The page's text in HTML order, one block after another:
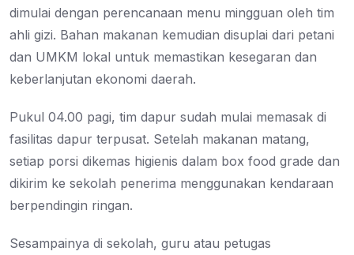
dimulai dengan perencanaan menu mingguan oleh tim
ahli gizi. Bahan makanan kemudian disuplai dari petani
dan UMKM lokal untuk memastikan kesegaran dan
keberlanjutan ekonomi daerah.
Pukul 04.00 pagi, tim dapur sudah mulai memasak di
fasilitas dapur terpusat. Setelah makanan matang,
setiap porsi dikemas higienis dalam box food grade dan
dikirim ke sekolah penerima menggunakan kendaraan
berpendingin ringan.
Sesampainya di sekolah, guru atau petugas